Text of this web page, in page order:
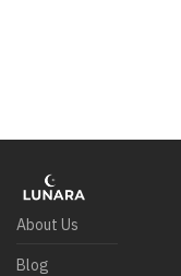
About Us
Blog